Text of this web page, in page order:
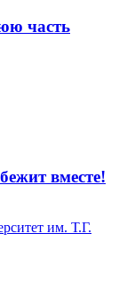
часть
вместе!
им. Т.Г.